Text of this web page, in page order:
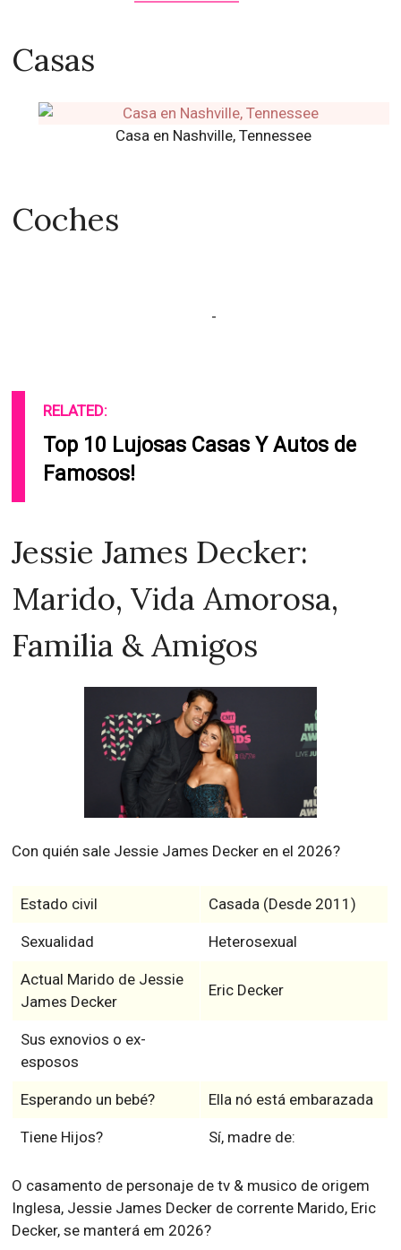
Casas
Casa en Nashville, Tennessee
Coches
-
RELATED:
Top 10 Lujosas Casas Y Autos de
Famosos!
Jessie James Decker:
Marido, Vida Amorosa,
Familia & Amigos
Con quién sale Jessie James Decker en el 2026?
Estado civil Casada (Desde 2011)
Sexualidad Heterosexual
Actual Marido de Jessie
James Decker
Eric Decker
Sus exnovios o ex-
esposos
Esperando un bebé? Ella nó está embarazada
Tiene Hijos? Sí, madre de:
O casamento de personaje de tv & musico de origem
Inglesa, Jessie James Decker de corrente Marido, Eric
Decker, se manterá em 2026?